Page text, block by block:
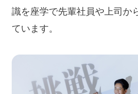
識を座学で先輩社員や上司か
ています。